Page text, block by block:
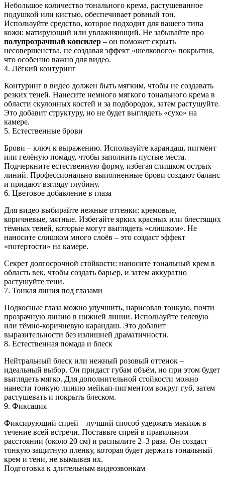
Небольшое количество тонального крема, растушеванное
подушкой или кистью, обеспечивает ровный тон.
Используйте средство, которое подходит для вашего типа
кожи: матирующий или увлажняющий. Не забывайте про
полупрозрачный консилер – он поможет скрыть
несовершенства, не создавая эффект «шелкового» покрытия,
что особенно важно для видео.
4. Лёгкий контуринг
Контуринг в видео должен быть мягким, чтобы не создавать
резких теней. Нанесите немного мягкого тонального крема в
области скулонных костей и за подбородок, затем растушуйте.
Это добавит структуру, но не будет выглядеть «сухо» на
камере.
5. Естественные брови
Брови – ключ к выражению. Используйте карандаш, пигмент
или гелёную помаду, чтобы заполнить пустые места.
Подчеркните естественную форму, избегая слишком острых
линий. Профессионально выполненные брови создают баланс
и придают взгляду глубину.
6. Цветовое добавление в глаза
Для видео выбирайте нежные оттенки: кремовые,
коричневые, мятные. Избегайте ярких красных или блестящих
тёмных теней, которые могут выглядеть «слишком». Не
наносите слишком много слоёв – это создаст эффект
«потертости» на камере.
Секрет долгосрочной стойкости: наносите тональный крем в
область век, чтобы создать барьер, и затем аккуратно
растушуйте тени.
7. Тонкая линия под глазами
Подкосные глаза можно улучшить, нарисовав тонкую, почти
прозрачную линию в нижней линии. Используйте гелевую
или тёмно-коричневую карандаш. Это добавит
выразительности без излишней драматичности.
8. Естественная помада и блеск
Нейтральный блеск или нежный розовый оттенок –
идеальный выбор. Он придаст губам объём, но при этом будет
выглядеть мягко. Для дополнительной стойкости можно
нанести тонкую линию мейкап‑пигментом вокруг губ, затем
растушевать и покрыть блеском.
9. Фиксация
Фиксирующий спрей – лучший способ удержать макияж в
течение всей встречи. Поставьте спрей в правильном
расстоянии (около 20 см) и распылите 2–3 раза. Он создаст
тонкую защитную пленку, которая будет держать тональный
крем и тени, не вымывая их.
Подготовка к длительным видеозвонкам